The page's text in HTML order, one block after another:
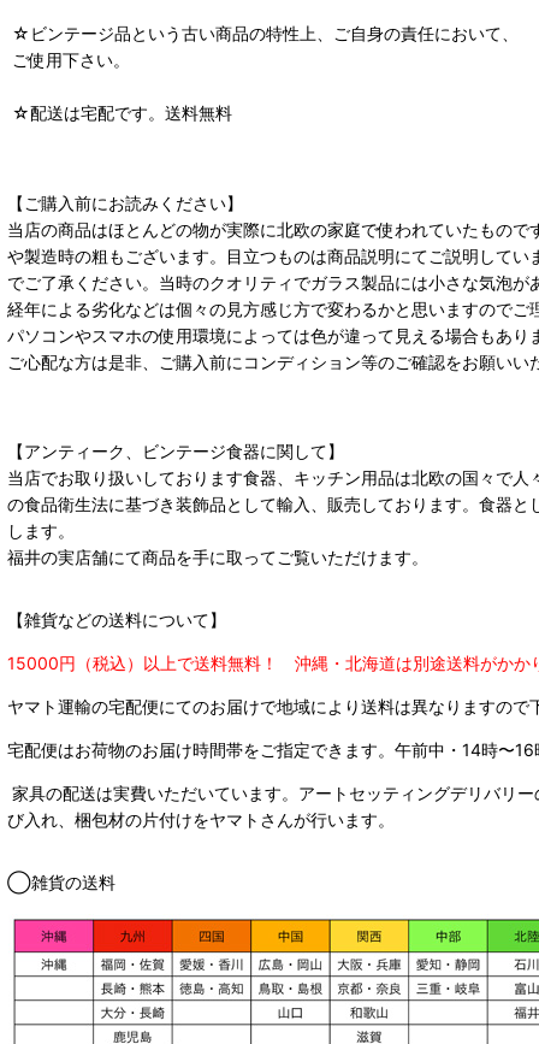
☆ビンテージ品という古い商品の特性上、ご自身の責任において、
ご使用下さい。
☆配送は宅配です。送料無料
【ご購入前にお読みください】
当店の商品はほとんどの物が実際に北欧の家庭で使われていたもの
や製造時の粗もございます。目立つものは商品説明にてご説明して
でご了承ください。当時のクオリティでガラス製品には小さな気泡が
経年による劣化などは個々の見方感じ方で変わるかと思いますのでご
パソコンやスマホの使用環境によっては色が違って見える場合もあ
ご心配な方は是非、ご購入前にコンディション等のご確認をお願い
【アンティーク、ビンテージ食器に関して】
当店でお取り扱いしております食器、キッチン用品は北欧の国々で
の食品衛生法に基づき装飾品として輸入、販売しております。食器
します。
福井の実店舗にて商品を手に取ってご覧いただけます。
【雑貨などの送料について】
15000円（税込）以上で送料無料！ 沖縄・北海道は別途送料がかか
ヤマト運輸の宅配便にてのお届けで地域により送料は異なりますので
宅配便はお荷物のお届け時間帯をご指定できます。 午前中・14時〜
家具の配送は実費いただいています。アートセッティングデリバリ
び入れ、梱包材の片付けをヤマトさんが行います。
◯雑貨の送料